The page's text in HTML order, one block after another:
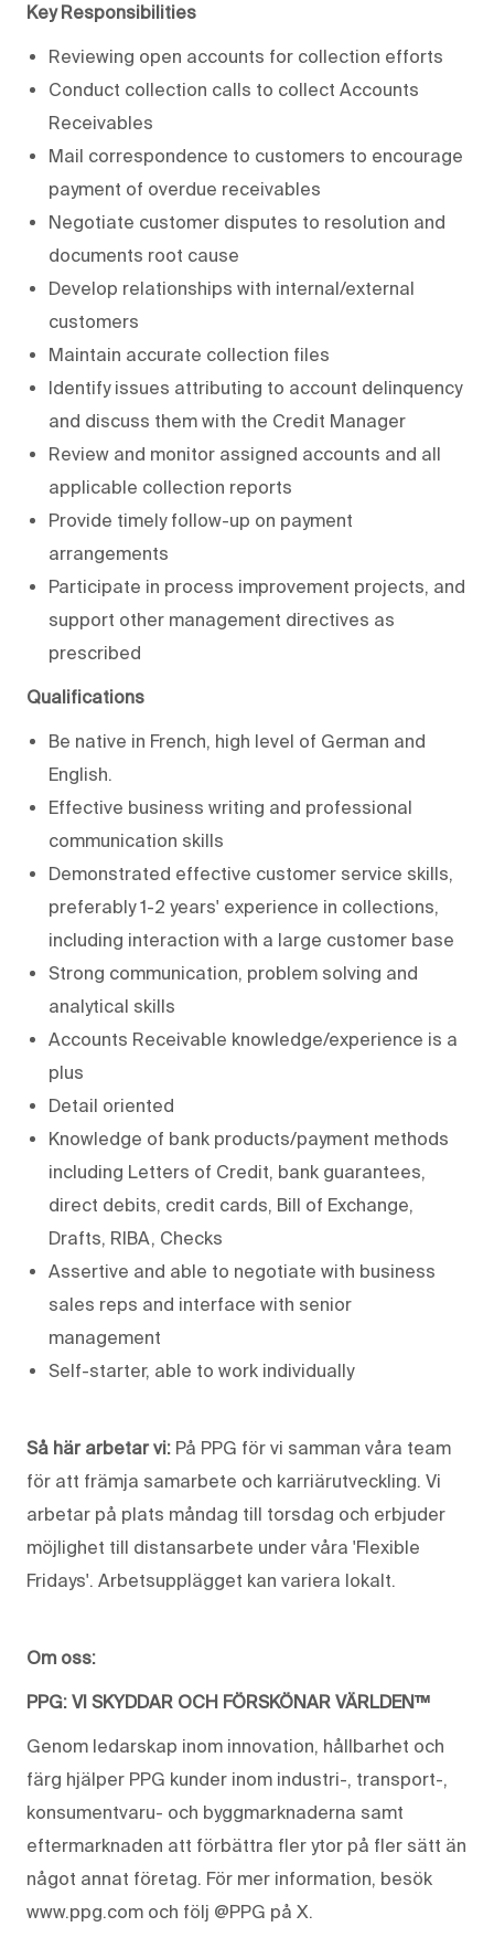
Key Responsibilities
Reviewing open accounts for collection efforts
Conduct collection calls to collect Accounts
Receivables
Mail correspondence to customers to encourage
payment of overdue receivables
Negotiate customer disputes to resolution and
documents root cause
Develop relationships with internal/external
customers
Maintain accurate collection files
Identify issues attributing to account delinquency
and discuss them with the Credit Manager
Review and monitor assigned accounts and all
applicable collection reports
Provide timely follow-up on payment
arrangements
Participate in process improvement projects, and
support other management directives as
prescribed
Qualifications
Be native in French, high level of German and
English.
Effective business writing and professional
communication skills
Demonstrated effective customer service skills,
preferably 1-2 years' experience in collections,
including interaction with a large customer base
Strong communication, problem solving and
analytical skills
Accounts Receivable knowledge/experience is a
plus
Detail oriented
Knowledge of bank products/payment methods
including Letters of Credit, bank guarantees,
direct debits, credit cards, Bill of Exchange,
Drafts, RIBA, Checks
Assertive and able to negotiate with business
sales reps and interface with senior
management
Self-starter, able to work individually
Så här arbetar vi: På PPG för vi samman våra team
för att främja samarbete och karriärutveckling. Vi
arbetar på plats måndag till torsdag och erbjuder
möjlighet till distansarbete under våra 'Flexible
Fridays'. Arbetsupplägget kan variera lokalt.
Om oss:
PPG: VI SKYDDAR OCH FÖRSKÖNAR VÄRLDEN™
Genom ledarskap inom innovation, hållbarhet och
färg hjälper PPG kunder inom industri-, transport-,
konsumentvaru- och byggmarknaderna samt
eftermarknaden att förbättra fler ytor på fler sätt än
något annat företag. För mer information, besök
www.ppg.com och följ @PPG på X.